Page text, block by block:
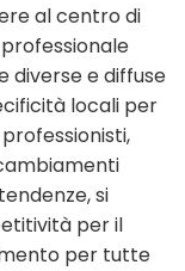
al centro di
diverse e diffuse
locali per
si
per il
per tutte